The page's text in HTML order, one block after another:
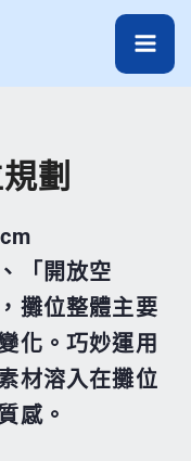
劃
「開放空
攤位整體主要
化。巧妙運用
材溶入在攤位
感。